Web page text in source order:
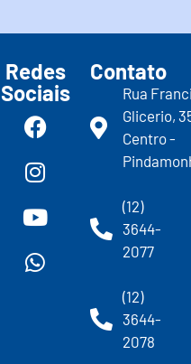
Redes
Sociais
Contato
Rua
Glicerio,
Centro -
(12)
3644-
2077
(12)
3644-
2078